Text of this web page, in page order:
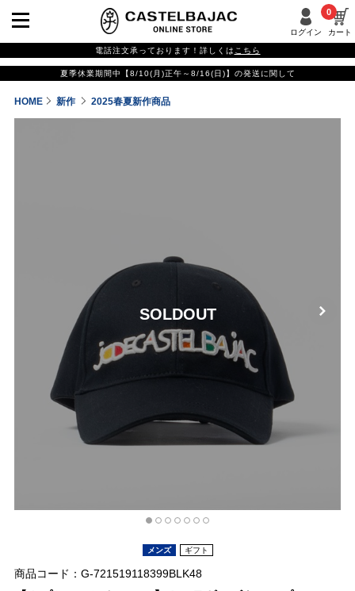
ログイン カート
0
電話注文承っております！詳しくは こちら
夏季休業期間中【8/10(月)正午～8/16(日)】の発送に関して
HOME 新作 2025春夏新作商品
SOLDOUT
メンズ ギフト
商品コード：G-721519118399BLK48